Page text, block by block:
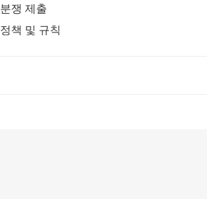
분쟁 제출
정책 및 규칙